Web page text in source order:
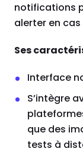
notifications
alerter en cas
Ses
Interface
S’intègre
que des
tests à